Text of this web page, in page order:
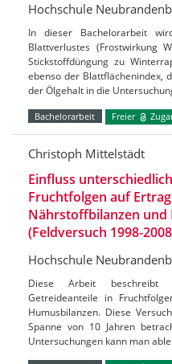
Hochschule
In dieser Bachelorarbeit
Blattverlustes (Frostwirkung
Stickstoffdüngung zu
ebenso der Blattflächenindex,
der Ölgehalt in die
Bachelorarbeit Freier
Christoph Mittelstädt
Einfluss
Fruchtfolgen auf
Nährstoffbilanzen und
(Feldversuch 1998-
Hochschule
Diese Arbeit beschreibt
Getreideanteile in
Humusbilanzen. Diese
Spanne von 10 Jahren
Untersuchungen kann man